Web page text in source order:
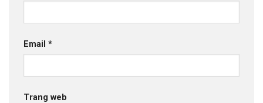
Email *
Trang web